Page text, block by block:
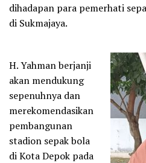
dihadapan para pemerhati
di Sukmajaya.
H. Yahman berjanji
akan mendukung
sepenuhnya dan
merekomendasikan
pembangunan
stadion sepak bola
di Kota Depok pada